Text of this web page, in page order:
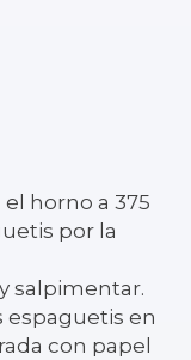
horno a 375
por la
salpimentar.
espaguetis en
con papel